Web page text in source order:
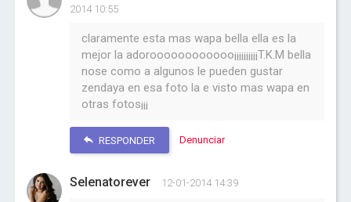
2014 10:55
claramente esta mas wapa bella ella es la
mejor la adoroooooooooooo¡¡¡¡¡¡¡¡¡¡T.K.M bella
nose como a algunos le pueden gustar
zendaya en esa foto la e visto mas wapa en
otras fotos¡¡¡
RESPONDER Denunciar
Selenatorever 12-01-2014 14:39